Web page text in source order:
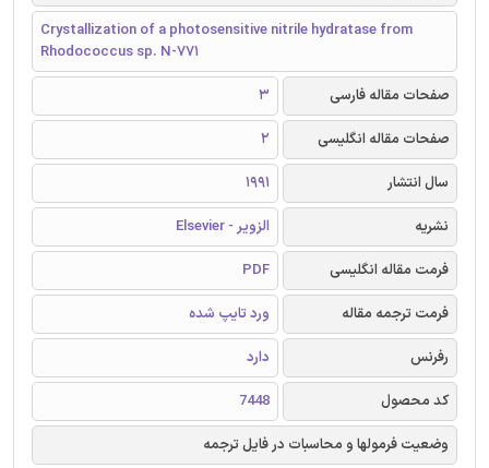
Crystallization of a photosensitive nitrile hydratase from
Rhodococcus sp. N-771
صفحات مقاله فارسی
3
صفحات مقاله انگلیسی
2
سال انتشار
1991
نشریه
الزویر - Elsevier
فرمت مقاله انگلیسی
PDF
فرمت ترجمه مقاله
ورد تایپ شده
رفرنس
دارد
کد محصول
7448
وضعیت فرمولها و محاسبات در فایل ترجمه